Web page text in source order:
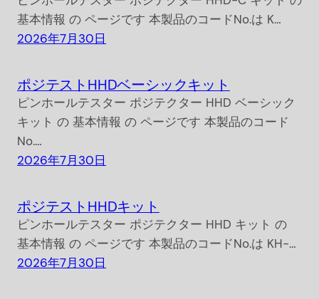
基本情報 の ページです 本製品のコードNo.は K…
2026年7月30日
ポジテストHHDベーシックキット
ピンホールテスター ポジテクター HHD ベーシック
キット の 基本情報 の ページです 本製品のコード
No.…
2026年7月30日
ポジテストHHDキット
ピンホールテスター ポジテクター HHD キット の
基本情報 の ページです 本製品のコードNo.は KH-…
2026年7月30日